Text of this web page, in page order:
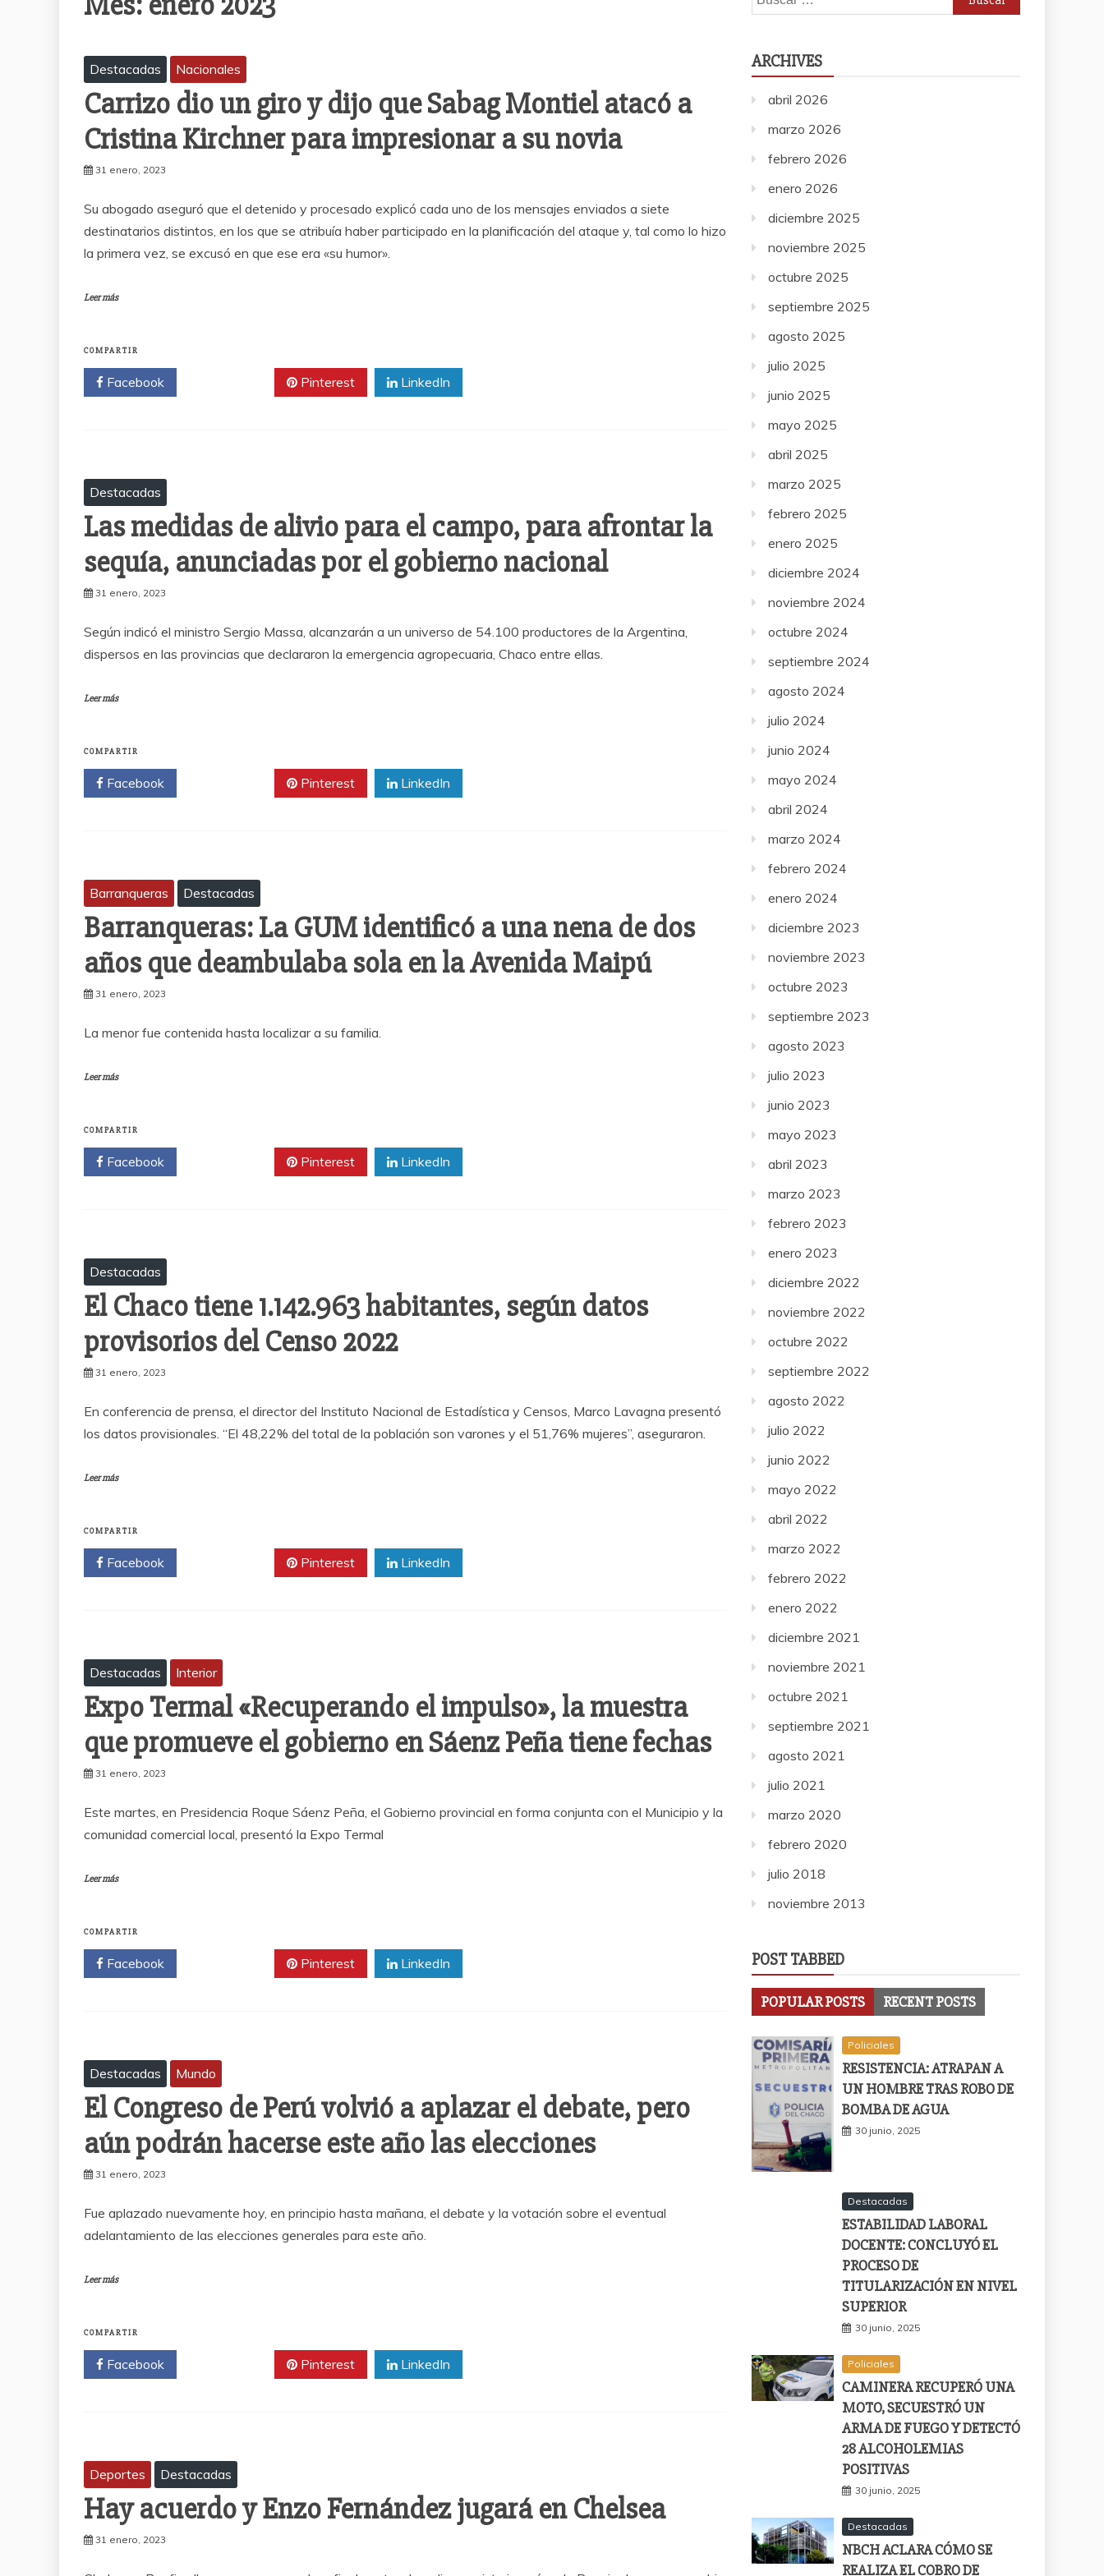
Destacadas Nacionales
Carrizo dio un giro y dijo que Sabag Montiel atacó a
Cristina Kirchner para impresionar a su novia
31 enero, 2023
Su abogado aseguró que el detenido y procesado explicó cada uno de los mensajes enviados a siete
destinatarios distintos, en los que se atribuía haber participado en la planificación del ataque y, tal como lo hizo
la primera vez, se excusó en que ese era «su humor».
Leer más
COMPARTIR
Facebook Pinterest LinkedIn
Destacadas
Las medidas de alivio para el campo, para afrontar la
sequía, anunciadas por el gobierno nacional
31 enero, 2023
Según indicó el ministro Sergio Massa, alcanzarán a un universo de 54.100 productores de la Argentina,
dispersos en las provincias que declararon la emergencia agropecuaria, Chaco entre ellas.
Leer más
COMPARTIR
Facebook Pinterest LinkedIn
Barranqueras Destacadas
Barranqueras: La GUM identificó a una nena de dos
años que deambulaba sola en la Avenida Maipú
31 enero, 2023
La menor fue contenida hasta localizar a su familia.
Leer más
COMPARTIR
Facebook Pinterest LinkedIn
Destacadas
El Chaco tiene 1.142.963 habitantes, según datos
provisorios del Censo 2022
31 enero, 2023
En conferencia de prensa, el director del Instituto Nacional de Estadística y Censos, Marco Lavagna presentó
los datos provisionales. “El 48,22% del total de la población son varones y el 51,76% mujeres”, aseguraron.
Leer más
COMPARTIR
Facebook Pinterest LinkedIn
Destacadas Interior
Expo Termal «Recuperando el impulso», la muestra
que promueve el gobierno en Sáenz Peña tiene fechas
31 enero, 2023
Este martes, en Presidencia Roque Sáenz Peña, el Gobierno provincial en forma conjunta con el Municipio y la
comunidad comercial local, presentó la Expo Termal
Leer más
COMPARTIR
Facebook Pinterest LinkedIn
Destacadas Mundo
El Congreso de Perú volvió a aplazar el debate, pero
aún podrán hacerse este año las elecciones
31 enero, 2023
Fue aplazado nuevamente hoy, en principio hasta mañana, el debate y la votación sobre el eventual
adelantamiento de las elecciones generales para este año.
Leer más
COMPARTIR
Facebook Pinterest LinkedIn
Deportes Destacadas
Hay acuerdo y Enzo Fernández jugará en Chelsea
31 enero, 2023
ARCHIVES
abril 2026
marzo 2026
febrero 2026
enero 2026
diciembre 2025
noviembre 2025
octubre 2025
septiembre 2025
agosto 2025
julio 2025
junio 2025
mayo 2025
abril 2025
marzo 2025
febrero 2025
enero 2025
diciembre 2024
noviembre 2024
octubre 2024
septiembre 2024
agosto 2024
julio 2024
junio 2024
mayo 2024
abril 2024
marzo 2024
febrero 2024
enero 2024
diciembre 2023
noviembre 2023
octubre 2023
septiembre 2023
agosto 2023
julio 2023
junio 2023
mayo 2023
abril 2023
marzo 2023
febrero 2023
enero 2023
diciembre 2022
noviembre 2022
octubre 2022
septiembre 2022
agosto 2022
julio 2022
junio 2022
mayo 2022
abril 2022
marzo 2022
febrero 2022
enero 2022
diciembre 2021
noviembre 2021
octubre 2021
septiembre 2021
agosto 2021
julio 2021
marzo 2020
febrero 2020
julio 2018
noviembre 2013
POST TABBED
POPULAR POSTS RECENT POSTS
Policiales
RESISTENCIA: ATRAPAN A
UN HOMBRE TRAS ROBO DE
BOMBA DE AGUA
30 junio, 2025
Destacadas
ESTABILIDAD LABORAL
DOCENTE: CONCLUYÓ EL
PROCESO DE
TITULARIZACIÓN EN NIVEL
SUPERIOR
30 junio, 2025
Policiales
CAMINERA RECUPERÓ UNA
MOTO, SECUESTRÓ UN
ARMA DE FUEGO Y DETECTÓ
28 ALCOHOLEMIAS
POSITIVAS
30 junio, 2025
Destacadas
NBCH ACLARA CÓMO SE
REALIZA EL COBRO DE